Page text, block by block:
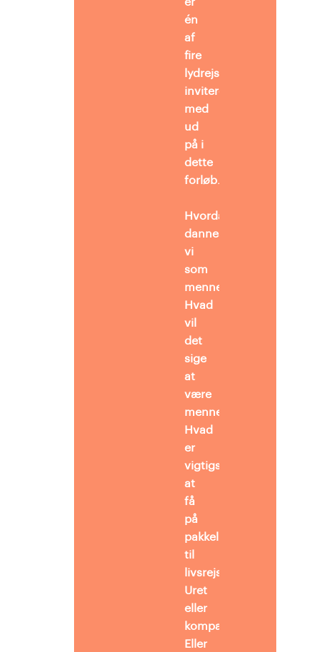
én
af
fire
lydrejser, eleverne
inviteres
med
ud
på i
dette
forløb.
Hvordan
dannes
vi
som
mennesker?
Hvad
vil
det
sige
at
være
menneske?
Hvad
er
vigtigst
at
få
på
pakkelisten
til
livsrejsen?
Uret
eller
kompasset?
Eller